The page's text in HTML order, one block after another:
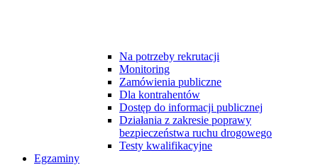
Na potrzeby rekrutacji
Monitoring
Zamówienia publiczne
Dla kontrahentów
Dostęp do informacji publicznej
Działania z zakresie poprawy
bezpieczeństwa ruchu drogowego
Testy kwalifikacyjne
Egzaminy